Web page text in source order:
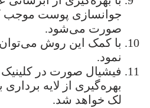
جوانسازی پوست موجب
صورت می‌شود.
با کمک این روش
نمود.
فیشیال صورت در کلینیک
بهره‌گیری از لایه
لک خواهد شد.